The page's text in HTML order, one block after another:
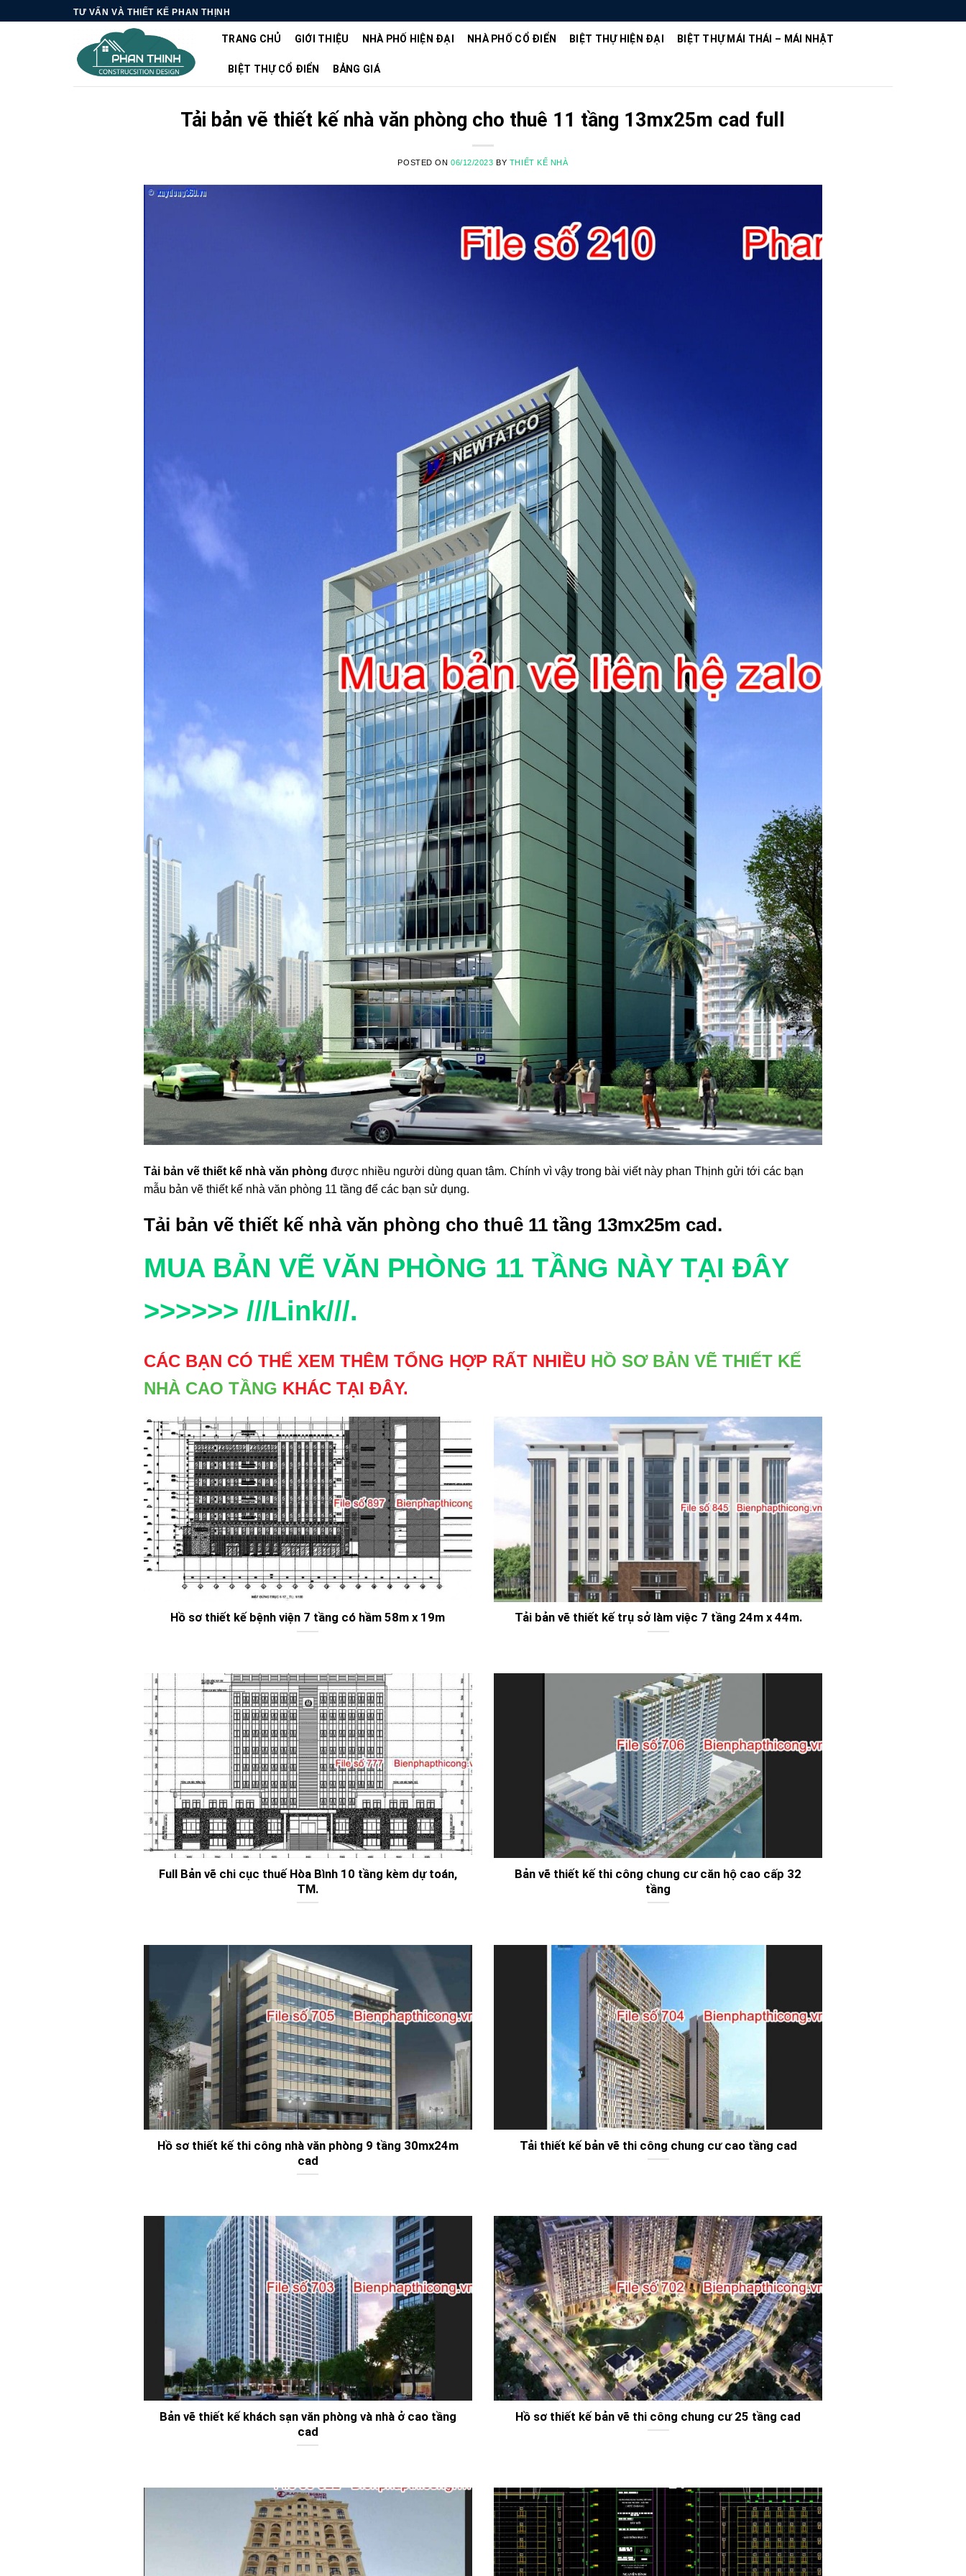
TƯ VẤN VÀ THIẾT KẾ PHAN THỊNH
TRANG CHỦ GIỚI THIỆU NHÀ PHỐ HIỆN ĐẠI NHÀ PHỐ CỔ ĐIỂN BIỆT THỰ HIỆN ĐẠI BIỆT THỰ MÁI THÁI – MÁI NHẬT
BIỆT THỰ CỔ ĐIỂN BẢNG GIÁ
Tải bản vẽ thiết kế nhà văn phòng cho thuê 11 tầng 13mx25m cad full
POSTED ON 06/12/2023 BY THIẾT KẾ NHÀ
Tải bản vẽ thiết kế nhà văn phòng được nhiều người dùng quan tâm. Chính vì vậy trong bài viết này phan Thịnh gửi tới các bạn
mẫu bản vẽ thiết kế nhà văn phòng 11 tầng để các bạn sử dụng.
Tải bản vẽ thiết kế nhà văn phòng cho thuê 11 tầng 13mx25m cad.
MUA BẢN VẼ VĂN PHÒNG 11 TẦNG NÀY TẠI ĐÂY
>>>>>> ///Link///.
CÁC BẠN CÓ THỂ XEM THÊM TỔNG HỢP RẤT NHIỀU HỒ SƠ BẢN VẼ THIẾT KẾ
NHÀ CAO TẦNG KHÁC TẠI ĐÂY.
Hồ sơ thiết kế bệnh viện 7 tầng có hầm 58m x 19m Tải bản vẽ thiết kế trụ sở làm việc 7 tầng 24m x 44m.
Full Bản vẽ chi cục thuế Hòa Bình 10 tầng kèm dự toán,
TM.
Bản vẽ thiết kế thi công chung cư căn hộ cao cấp 32
tầng
Hồ sơ thiết kế thi công nhà văn phòng 9 tầng 30mx24m
cad
Tải thiết kế bản vẽ thi công chung cư cao tầng cad
Bản vẽ thiết kế khách sạn văn phòng và nhà ở cao tầng
cad
Hồ sơ thiết kế bản vẽ thi công chung cư 25 tầng cad